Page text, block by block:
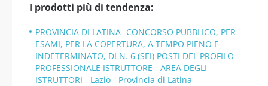
I prodotti più di tendenza:
PROVINCIA DI LATINA- CONCORSO PUBBLICO, PER
ESAMI, PER LA COPERTURA, A TEMPO PIENO E
INDETERMINATO, DI N. 6 (SEI) POSTI DEL PROFILO
PROFESSIONALE ISTRUTTORE - AREA DEGLI
ISTRUTTORI - Lazio - Provincia di Latina